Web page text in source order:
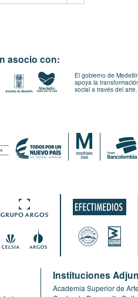
asocio con:
El gobierno de Medellín
apoya la
social a través del arte.
Instituciones
Academia Superior de